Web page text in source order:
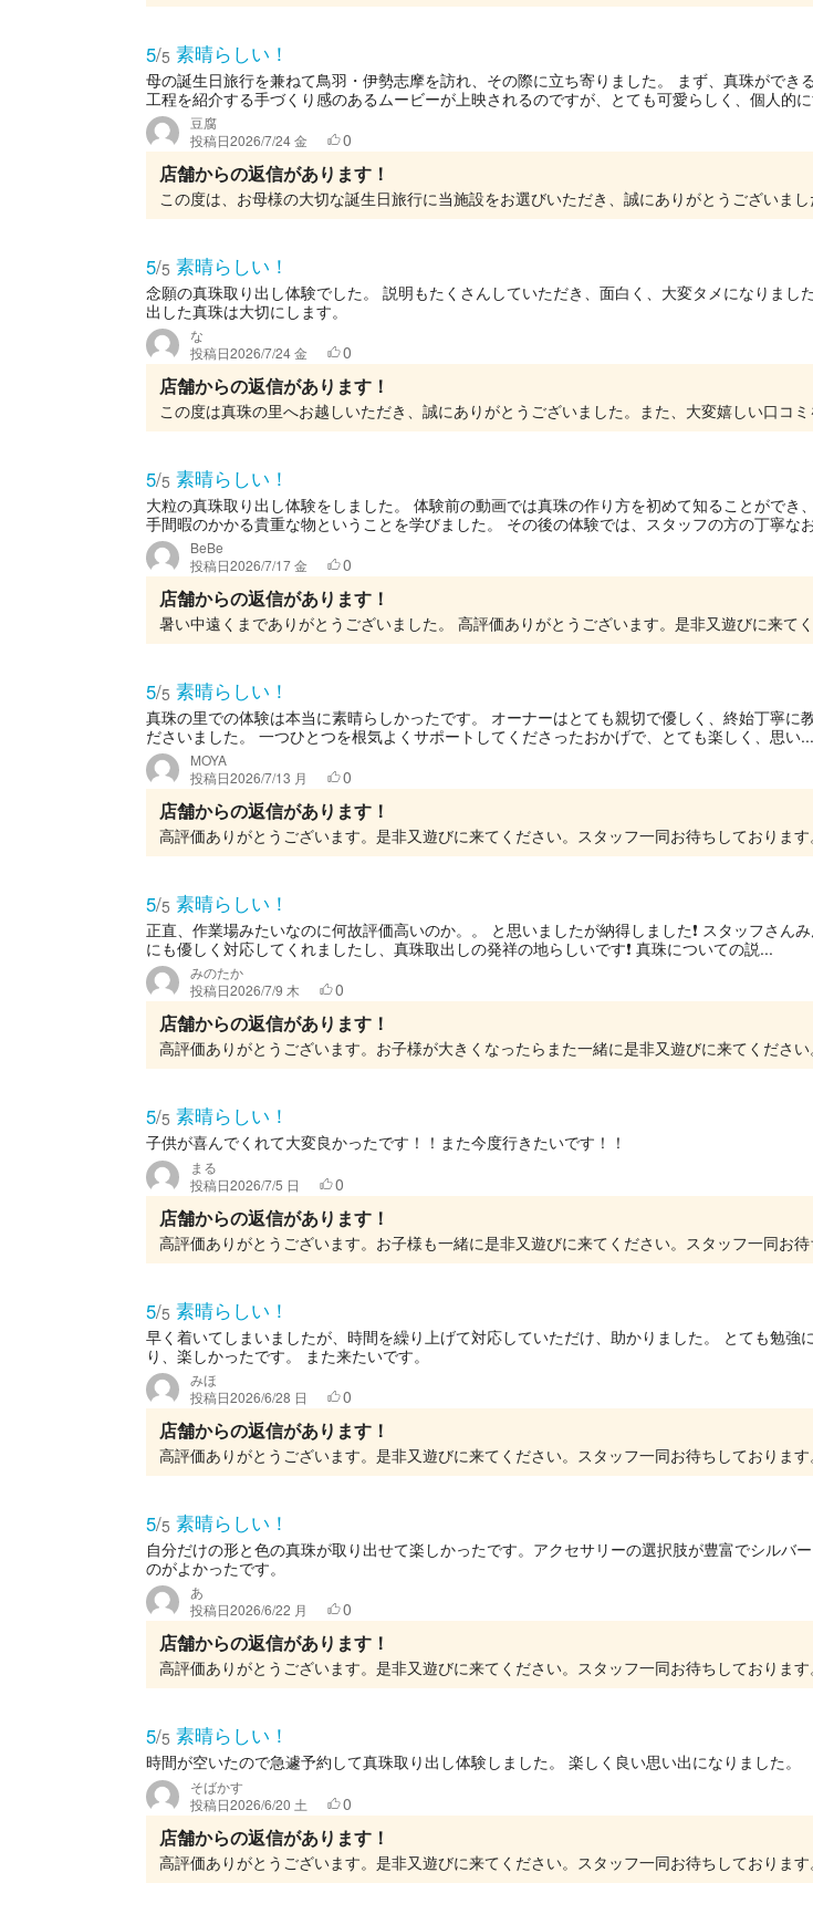
5/5 素晴らしい！
母の誕生日旅行を兼ねて鳥羽・伊勢志摩を訪れ、その際に立ち寄りました。 まず、真珠ができ
工程を紹介する手づくり感のあるムービーが上映されるのですが、とても可愛らしく、個人的
豆腐
投稿日2026/7/24 金 0
店舗からの返信があります！
5/5 素晴らしい！
念願の真珠取り出し体験でした。 説明もたくさんしていただき、面白く、大変タメになりまし
出した真珠は大切にします。
な
投稿日2026/7/24 金 0
店舗からの返信があります！
5/5 素晴らしい！
大粒の真珠取り出し体験をしました。 体験前の動画では真珠の作り方を初めて知ることができ
手間暇のかかる貴重な物ということを学びました。 その後の体験では、スタッフの方の丁寧な
BeBe
投稿日2026/7/17 金 0
店舗からの返信があります！
5/5 素晴らしい！
真珠の里での体験は本当に素晴らしかったです。 オーナーはとても親切で優しく、終始丁寧に
ださいました。 一つひとつを根気よくサポートしてくださったおかげで、とても楽しく、思い...
MOYA
投稿日2026/7/13 月 0
店舗からの返信があります！
高評価ありがとうございます。是非又遊びに来てください。スタッフ一同お待ちしております
5/5 素晴らしい！
正直、作業場みたいなのに何故評価高いのか。。 と思いましたが納得しました❗️ スタッフさん
にも優しく対応してくれましたし、真珠取出しの発祥の地らしいです❗️ 真珠についての説...
みのたか
投稿日2026/7/9 木 0
店舗からの返信があります！
5/5 素晴らしい！
子供が喜んでくれて大変良かったです！！また今度行きたいです！！
まる
投稿日2026/7/5 日 0
店舗からの返信があります！
5/5 素晴らしい！
早く着いてしまいましたが、時間を繰り上げて対応していただけ、助かりました。 とても勉強
り、楽しかったです。 また来たいです。
みほ
投稿日2026/6/28 日 0
店舗からの返信があります！
高評価ありがとうございます。是非又遊びに来てください。スタッフ一同お待ちしております
5/5 素晴らしい！
自分だけの形と色の真珠が取り出せて楽しかったです。アクセサリーの選択肢が豊富でシルバ
のがよかったです。
あ
投稿日2026/6/22 月 0
店舗からの返信があります！
高評価ありがとうございます。是非又遊びに来てください。スタッフ一同お待ちしております
5/5 素晴らしい！
時間が空いたので急遽予約して真珠取り出し体験しました。 楽しく良い思い出になりました。
そばかす
投稿日2026/6/20 土 0
店舗からの返信があります！
高評価ありがとうございます。是非又遊びに来てください。スタッフ一同お待ちしております